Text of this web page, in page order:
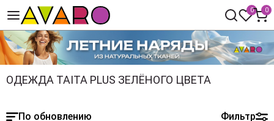
0 0
ОДЕЖДА TAITA PLUS ЗЕЛЁНОГО ЦВЕТА
По обновлению Фильтр